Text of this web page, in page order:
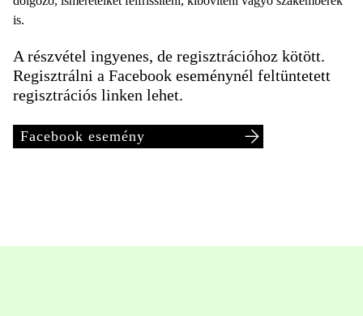
is.
A részvétel ingyenes, de regisztrációhoz kötött.
Regisztrálni a Facebook eseménynél feltüntetett
regisztrációs linken lehet.
Facebook esemény